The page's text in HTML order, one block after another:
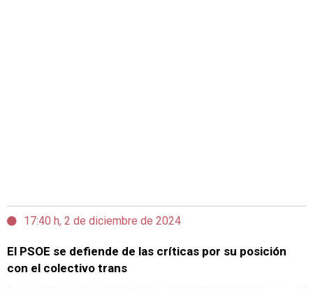
17:40 h, 2 de diciembre de 2024
El PSOE se defiende de las críticas por su posición
con el colectivo trans